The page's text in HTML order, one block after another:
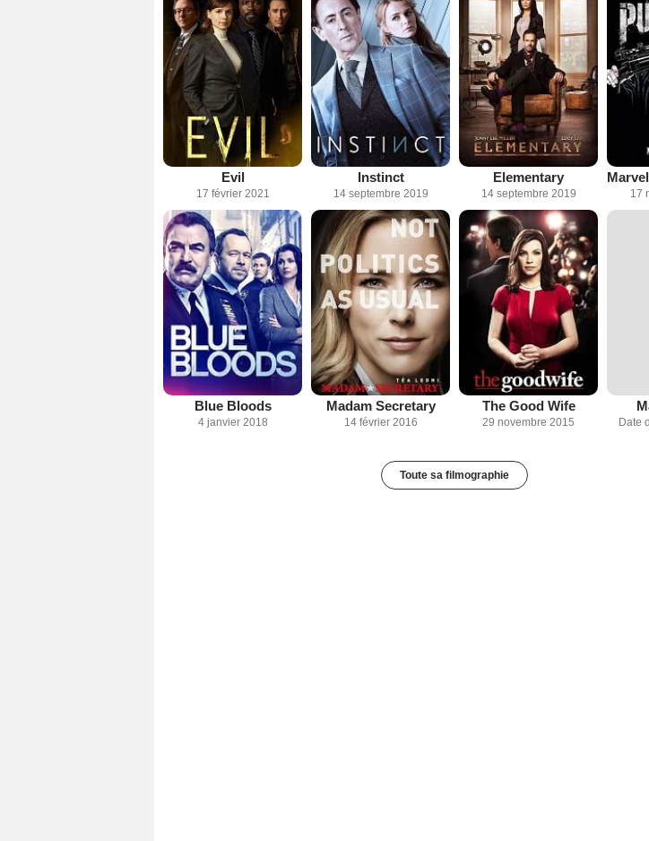
Evil
17 février 2021
Instinct
14 septembre 2019
Elementary
14 septembre 2019 17
Blue Bloods
4 janvier 2018
Madam Secretary
14 février 2016
The Good Wife
29 novembre 2015 Date
Toute sa filmographie